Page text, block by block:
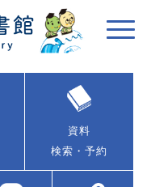
資料
検索・予約